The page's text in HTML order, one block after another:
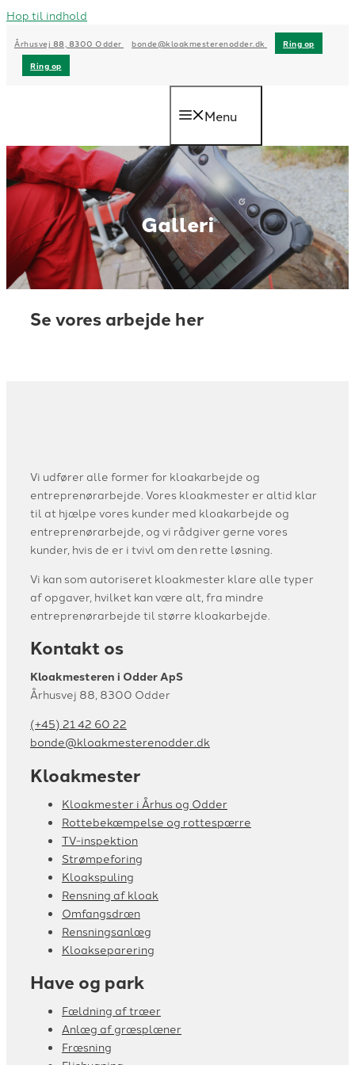
Hop til indhold
Århusvej 88, 8300 Odder bonde@kloakmesterenodder.dk
Ring op
Ring op
Menu
Galleri
Se vores arbejde her
Vi udfører alle former for kloakarbejde og
entreprenørarbejde. Vores kloakmester er altid klar
til at hjælpe vores kunder med kloakarbejde og
entreprenørarbejde, og vi rådgiver gerne vores
kunder, hvis de er i tvivl om den rette løsning.
​Vi kan som autoriseret kloakmester klare alle typer
af opgaver, hvilket kan være alt, fra mindre
entreprenørarbejde til større kloakarbejde.
Kontakt os
Kloakmesteren i Odder ApS
Århusvej 88, 8300 Odder
(+45) 21 42 60 22
bonde@kloakmesterenodder.dk
Kloakmester
Kloakmester i Århus og Odder
Rottebekæmpelse og rottespærre
TV-inspektion
Strømpeforing
Kloakspuling
Rensning af kloak
Omfangsdræn
Rensningsanlæg
Kloakseparering
Have og park
Fældning af træer
Anlæg af græsplæner
Fræsning